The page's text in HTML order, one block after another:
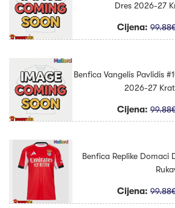
Dres 2026-27
Cijena:
Benfica Vangelis Pavlidis
2026-27
Cijena:
Benfica Replike Domaci
Cijena: